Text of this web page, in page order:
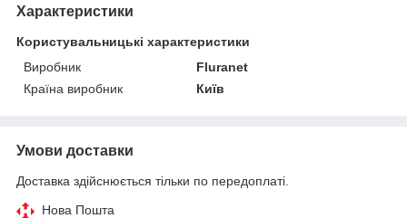
Характеристики
Користувальницькі характеристики
Виробник
Fluranet
Країна виробник
Київ
Умови доставки
Доставка здійснюється тільки по передоплаті.
Нова Пошта